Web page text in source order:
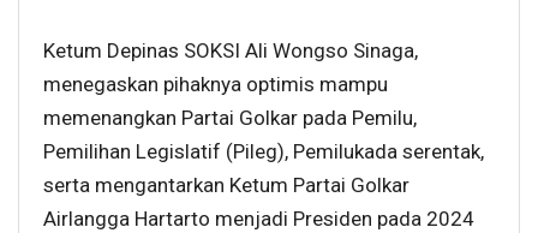
Ketum Depinas SOKSI Ali Wongso Sinaga,
menegaskan pihaknya optimis mampu
memenangkan Partai Golkar pada Pemilu,
Pemilihan Legislatif (Pileg), Pemilukada serentak,
serta mengantarkan Ketum Partai Golkar
Airlangga Hartarto menjadi Presiden pada 2024